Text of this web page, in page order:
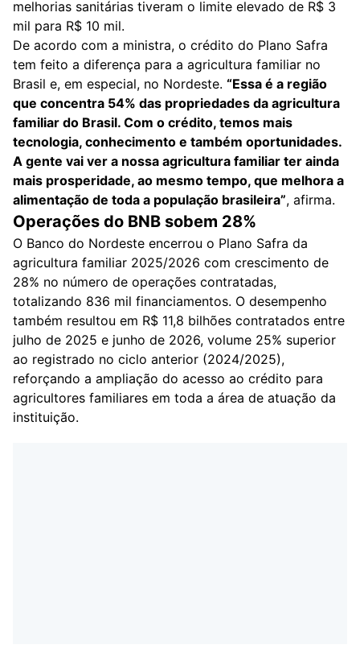
melhorias sanitárias tiveram o limite elevado de R$ 3
mil para R$ 10 mil.
De acordo com a ministra, o crédito do Plano Safra
tem feito a diferença para a agricultura familiar no
Brasil e, em especial, no Nordeste. “Essa é a região
que concentra 54% das propriedades da agricultura
familiar do Brasil. Com o crédito, temos mais
tecnologia, conhecimento e também oportunidades.
A gente vai ver a nossa agricultura familiar ter ainda
mais prosperidade, ao mesmo tempo, que melhora a
alimentação de toda a população brasileira”, afirma.
Operações do BNB sobem 28%
O Banco do Nordeste encerrou o Plano Safra da
agricultura familiar 2025/2026 com crescimento de
28% no número de operações contratadas,
totalizando 836 mil financiamentos. O desempenho
também resultou em R$ 11,8 bilhões contratados entre
julho de 2025 e junho de 2026, volume 25% superior
ao registrado no ciclo anterior (2024/2025),
reforçando a ampliação do acesso ao crédito para
agricultores familiares em toda a área de atuação da
instituição.